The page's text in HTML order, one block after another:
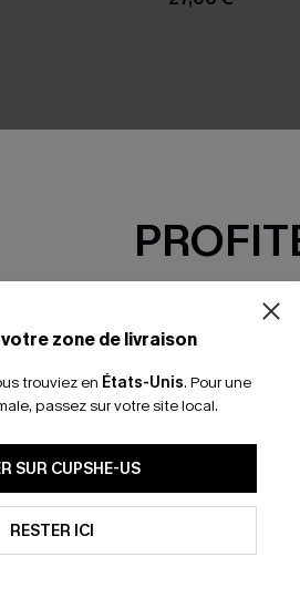
zone de livraison
trouviez en États-Unis. Pour une
passez sur votre site local.
SUR CUPSHE-US
RESTER ICI
-15% dès 2
*Un code par
mails marketing (y compris
reconnaissez avoir pris
pouvons utiliser les données